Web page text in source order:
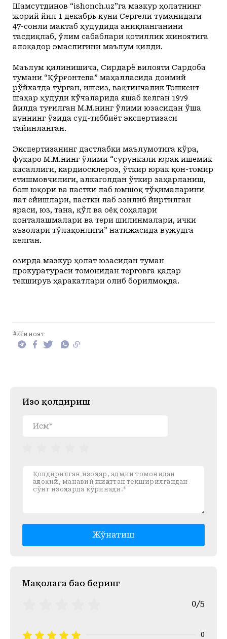
Шамсутдинов “ishonch.uz”га мазкур ҳолатнинг
жорий йил 1 декабрь куни Сергели туманидаги
47-сонли мактаб ҳудудида аниқланганини
тасдиқлаб, ўлим сабаблари қотиллик жиноятига
алоқадор эмаслигини маълум қилди.
Маълум қилинишича, Сирдарё вилояти Сардоба
тумани “Қўрғонтепа” маҳалласида доимий
рўйхатда турган, ишсиз, вақтинчалик Тошкент
шаҳар ҳудуди кўчаларида яшаб келган 1979
йилда туғилган М.М.нинг ўлими юзасидан ўша
куннинг ўзида суд-тиббиёт экспертизаси
тайинланган.
Экспертизанинг дастлабки маълумотига кўра,
фуқаро М.М.нинг ўлими “сурункали юрак ишемик
касаллиги, кардиосклероз, ўткир юрак қон-томир
етишмовчилиги, алкаголдан ўткир заҳарланиш,
бош юқори ва пастки лаб юмшоқ тўқималарини
лат ейишлари, пастки лаб эзилиб йиртилган
яраси, юз, тана, қўл ва оёқ соҳалари
қонталашмалари ва тери шилинмалари, ички
аъзолари тўлақонлиги” натижасида вужудга
келган.
Ҳозирда мазкур ҳолат юзасидан туман
прокуратураси томонидан терговга қадар
текширув ҳаракатлари олиб борилмоқда.
#Жиноят
Изоҳ қолдириш
Жўнатиш
Mақолага баҳо беринг
0/5
0